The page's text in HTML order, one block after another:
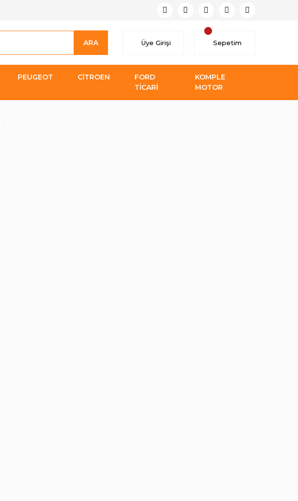
ARA Üye Girişi Sepetim
PEUGEOT CİTROEN
FORD
TİCARİ
KOMPLE
MOTOR